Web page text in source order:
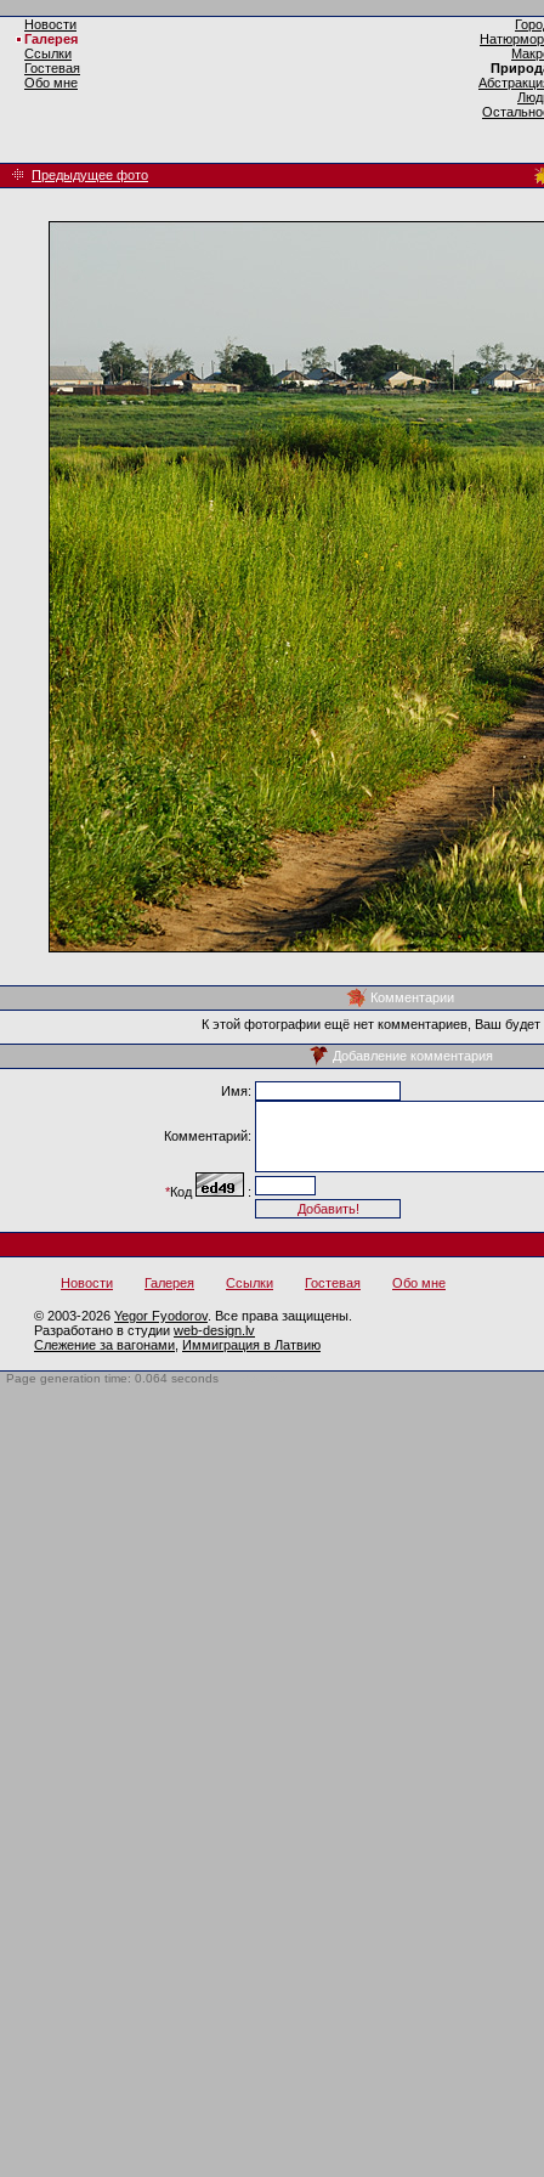
Новости
Галерея
Ссылки
Гостевая
Обо мне
Предыдущее фото
Комментарии
К этой фотографии ещё нет комментариев, Ваш
Добавление комментария
Имя:
Комментарий:
*Код :
Новости Галерея Ссылки Гостевая Обо мне
© 2003-2026 Yegor Fyodorov. Все права защищены.
Разработано в студии web-design.lv
Слежение за вагонами Иммиграция в Латвию
Page generation time: 0.064 seconds